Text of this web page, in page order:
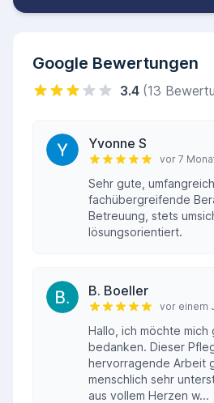
Google Bewertungen
3.4 (13
Yvonne S
vor 7
Sehr gute,
fachübergreifende
Betreuung, stets
lösungsorientiert.
B. Boeller
vor einem
Hallo, ich möchte mich
bedanken. Dieser
hervorragende Arbeit
menschlich sehr
aus vollem Herzen w...